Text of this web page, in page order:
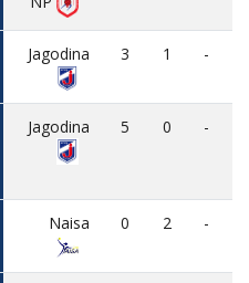
Jagodina 3 1 -
Jagodina 5 0 -
Naisa 0 2 -